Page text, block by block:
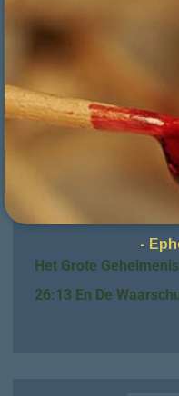
Kopjes
de paus de slang als
ongerechtigheden
Voor Werkelijk Zicht
RiverOfFullness.Org,
CourtOfZion.Org,
Het Grote
26:13 En De
-